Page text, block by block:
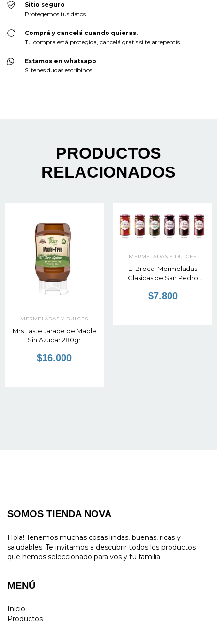
Sitio seguro
Protegemos tus datos
Comprá y cancelá cuando quieras.
Tu compra está protegida, cancelá gratis si te arrepentís.
Estamos en whatsapp
Si tenes dudas escribinos!
PRODUCTOS
RELACIONADOS
MERMELADAS Y DULCES
Mrs Taste Jarabe de Maple
Sin Azucar 280gr
$16.000
MERMELADAS Y DULCES
El Brocal Mermeladas
Clasicas de San Pedro
$7.800
SOMOS TIENDA NOVA
Hola! Tenemos muchas cosas lindas, buenas, ricas y
saludables. Te invitamos a descubrir todos los productos
que hemos seleccionado para vos y tu familia.
MENÚ
Inicio
Productos